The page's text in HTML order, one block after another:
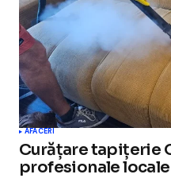
AFACERI
Curățare tapițerie
profesionale locale